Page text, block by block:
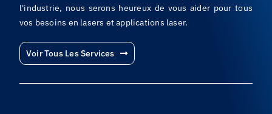
l'industrie, nous serons heureux de vous aider pour tous
vos besoins en lasers et applications laser.
Voir Tous Les Services